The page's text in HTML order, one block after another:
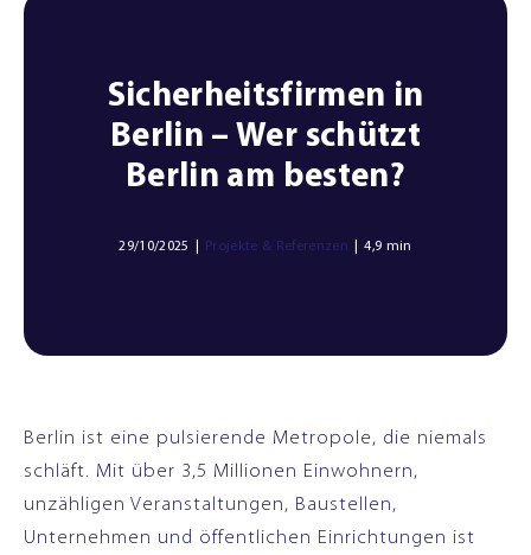
Sicherheitsfirmen in
Berlin – Wer schützt
Berlin am besten?
29/10/2025 Projekte & Referenzen 4,9 min
Berlin ist eine pulsierende Metropole, die niemals
schläft. Mit über 3,5 Millionen Einwohnern,
unzähligen Veranstaltungen, Baustellen,
Unternehmen und öffentlichen Einrichtungen ist